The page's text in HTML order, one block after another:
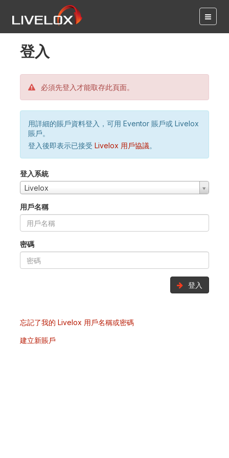
登入
必須先登入才能取存此頁面。
用詳細的賬戶資料登入，可用 Eventor 賬戶或 Livelox
賬戶。
登入後即表示已接受 Livelox 用戶協議。
登入系統
Livelox
用戶名稱
密碼
登入
忘記了我的 Livelox 用戶名稱或密碼
建立新賬戶